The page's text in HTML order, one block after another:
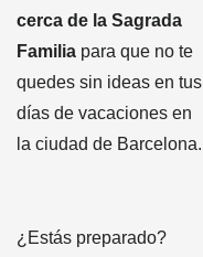
cerca de la Sagrada
Familia para que no te
quedes sin ideas en tus
días de vacaciones en
la ciudad de Barcelona.
¿Estás preparado?